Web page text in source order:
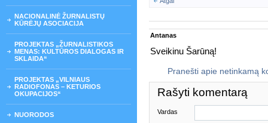
NACIONALINĖ ŽURNALISTŲ
KŪRĖJŲ ASOCIACIJA
PROJEKTAS „ŽURNALISTIKOS
MENAS: KULTŪROS DIALOGAS IR
SKLAIDA“
PROJEKTAS „VILNIAUS
RADIOFONAS – KETURIOS
OKUPACIJOS“
NUORODOS
Antanas
Sveikinu Šarūną!
Pranešti apie netinkamą
Rašyti komentarą
Vardas